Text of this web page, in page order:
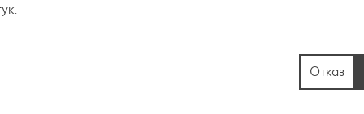
и се добавят на порции при
млечната смес до получаване на рядко тесто.
Отказ